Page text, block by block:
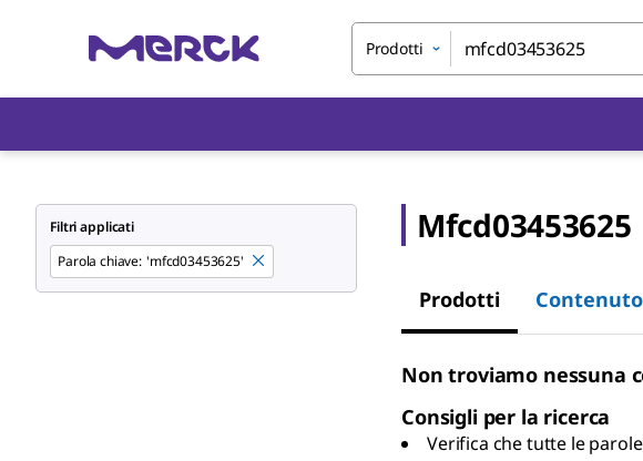
Prodotti
Filtri applicati
Parola chiave: 'mfcd03453625'
Mfcd03453625
Prodotti
Non troviamo nessuna
Consigli per la ricerca
Verifica che tutte le